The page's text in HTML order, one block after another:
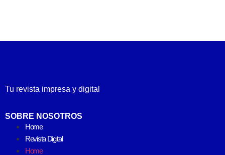
Tu revista impresa y digital
SOBRE NOSOTROS
Home
Revista Digital
Home